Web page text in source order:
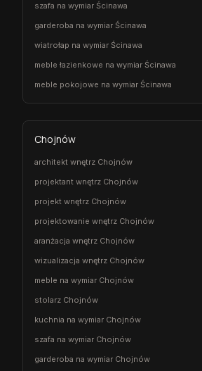
szafa na wymiar Ścinawa
garderoba na wymiar Ścinawa
wiatrołap na wymiar Ścinawa
meble łazienkowe na wymiar Ścinawa
meble pokojowe na wymiar Ścinawa
Chojnów
architekt wnętrz Chojnów
projektant wnętrz Chojnów
projekt wnętrz Chojnów
projektowanie wnętrz Chojnów
aranżacja wnętrz Chojnów
wizualizacja wnętrz Chojnów
meble na wymiar Chojnów
stolarz Chojnów
kuchnia na wymiar Chojnów
szafa na wymiar Chojnów
garderoba na wymiar Chojnów